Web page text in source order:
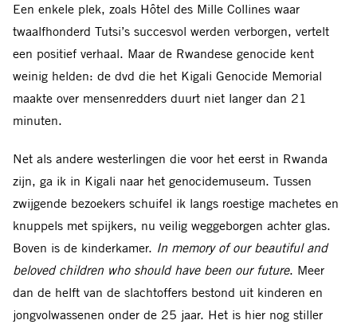
Een enkele plek, zoals Hôtel des Mille Collines waar
twaalfhonderd Tutsi’s succesvol werden verborgen, vertelt
een positief verhaal. Maar de Rwandese genocide kent
weinig helden: de dvd die het Kigali Genocide Memorial
maakte over mensenredders duurt niet langer dan 21
minuten.
Net als andere westerlingen die voor het eerst in Rwanda
zijn, ga ik in Kigali naar het genocidemuseum. Tussen
zwijgende bezoekers schuifel ik langs roestige machetes en
knuppels met spijkers, nu veilig weggeborgen achter glas.
Boven is de kinderkamer. In memory of our beautiful and
beloved children who should have been our future. Meer
dan de helft van de slachtoffers bestond uit kinderen en
jongvolwassenen onder de 25 jaar. Het is hier nog stiller